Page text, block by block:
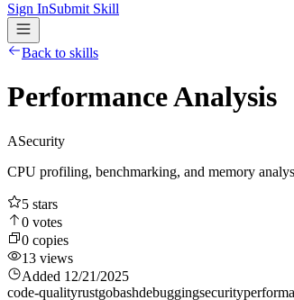
Sign InSubmit Skill
Back to skills
Performance Analysis
ASecurity
CPU profiling, benchmarking, and memory
5 stars
0 votes
0 copies
13 views
Added 12/21/2025
code-qualityrustgobashdebuggingsecurity